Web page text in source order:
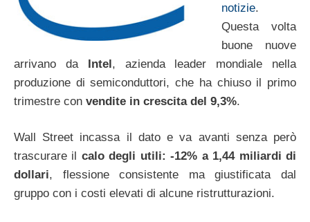
notizie.
Questa volta
buone nuove
arrivano da Intel, azienda leader mondiale nella
produzione di semiconduttori, che ha chiuso il primo
trimestre con vendite in crescita del 9,3%.
Wall Street incassa il dato e va avanti senza però
trascurare il calo degli utili: -12% a 1,44 miliardi di
dollari, flessione consistente ma giustificata dal
gruppo con i costi elevati di alcune ristrutturazioni.